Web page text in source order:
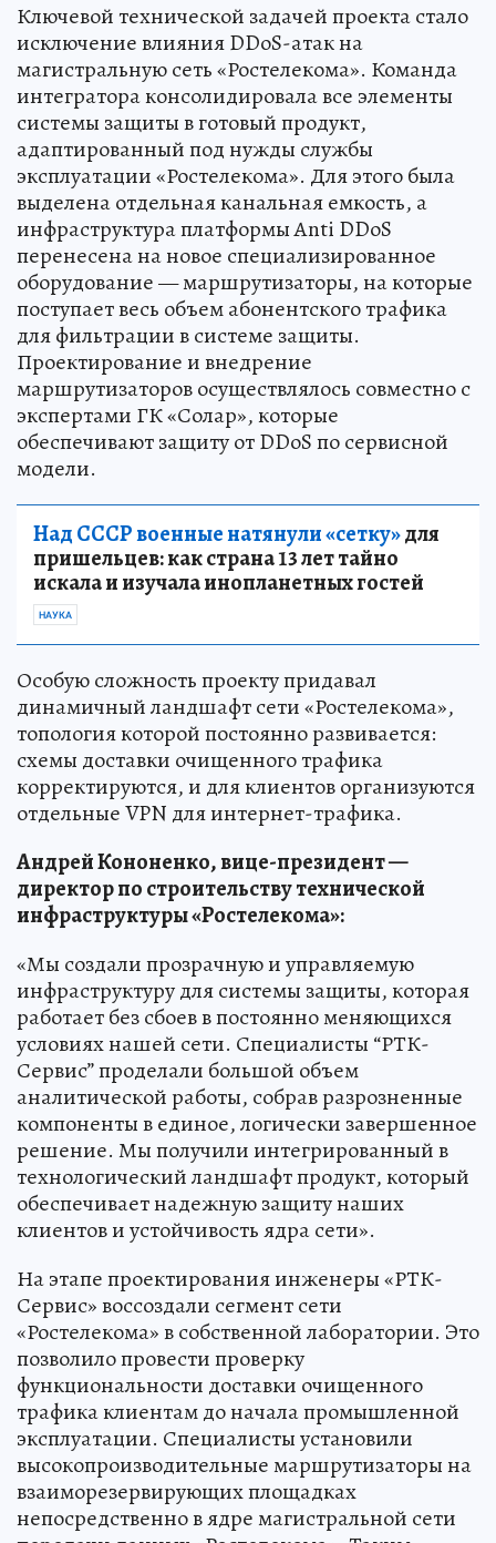
Ключевой технической задачей проекта стало
исключение влияния DDoS-атак на
магистральную сеть «Ростелекома». Команда
интегратора консолидировала все элементы
системы защиты в готовый продукт,
адаптированный под нужды службы
эксплуатации «Ростелекома». Для этого была
выделена отдельная канальная емкость, а
инфраструктура платформы Anti DDoS
перенесена на новое специализированное
оборудование — маршрутизаторы, на которые
поступает весь объем абонентского трафика
для фильтрации в системе защиты.
Проектирование и внедрение
маршрутизаторов осуществлялось совместно с
экспертами ГК «Солар», которые
обеспечивают защиту от DDoS по сервисной
модели.
Над СССР военные натянули «сетку»для
пришельцев: как страна 13 лет тайно
искала и изучала инопланетных гостей
НАУКА
Особую сложность проекту придавал
динамичный ландшафт сети «Ростелекома»,
топология которой постоянно развивается:
схемы доставки очищенного трафика
корректируются, и для клиентов организуются
отдельные VPN для интернет-трафика.
Андрей Кононенко, вице-президент —
директор по строительству технической
инфраструктуры «Ростелекома»:
«Мы создали прозрачную и управляемую
инфраструктуру для системы защиты, которая
работает без сбоев в постоянно меняющихся
условиях нашей сети. Специалисты “РТК-
Сервис” проделали большой объем
аналитической работы, собрав разрозненные
компоненты в единое, логически завершенное
решение. Мы получили интегрированный в
технологический ландшафт продукт, который
обеспечивает надежную защиту наших
клиентов и устойчивость ядра сети».
На этапе проектирования инженеры «РТК-
Сервис» воссоздали сегмент сети
«Ростелекома» в собственной лаборатории. Это
позволило провести проверку
функциональности доставки очищенного
трафика клиентам до начала промышленной
эксплуатации. Специалисты установили
высокопроизводительные маршрутизаторы на
взаиморезервирующих площадках
непосредственно в ядре магистральной сети